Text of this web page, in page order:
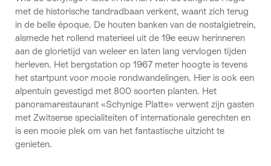
met de historische tandradbaan verkent, waant zich terug
in de belle époque. De houten banken van de nostalgietrein,
alsmede het rollend materieel uit de 19e eeuw herinneren
aan de glorietijd van weleer en laten lang vervlogen tijden
herleven. Het bergstation op 1967 meter hoogte is tevens
het startpunt voor mooie rondwandelingen. Hier is ook een
alpentuin gevestigd met 800 soorten planten. Het
panoramarestaurant «Schynige Platte» verwent zijn gasten
met Zwitserse specialiteiten of internationale gerechten en
is een mooie plek om van het fantastische uitzicht te
genieten.